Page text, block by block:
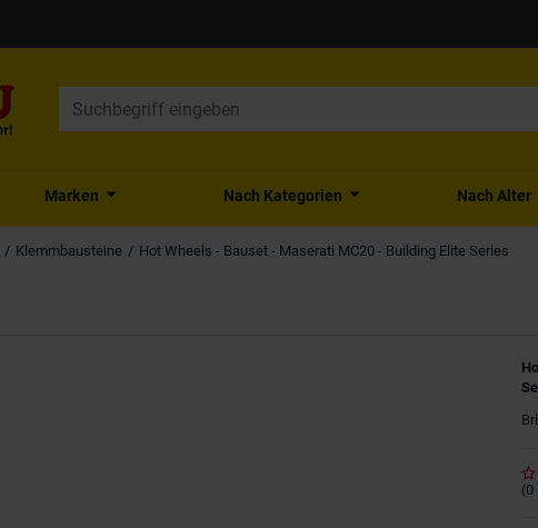
Marken Nach Kategorien Nach Alter
Klemmbausteine Hot Wheels - Bauset - Maserati MC20 - Building Elite Series
(0